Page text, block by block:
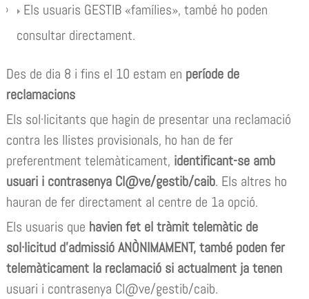
Els usuaris GESTIB «famílies», també ho poden
consultar directament.
Des de dia 8 i fins el 10 estam en període de
reclamacions
Els sol·licitants que hagin de presentar una reclamació
contra les llistes provisionals, ho han de fer
preferentment telemàticament, identificant-se amb
usuari i contrasenya Cl@ve/gestib/caib. Els altres ho
hauran de fer directament al centre de 1a opció.
Els usuaris que havien fet el tràmit telemàtic de
sol·licitud d’admissió ANÒNIMAMENT, també poden fer
telemàticament la reclamació si actualment ja tenen
usuari i contrasenya Cl@ve/gestib/caib.